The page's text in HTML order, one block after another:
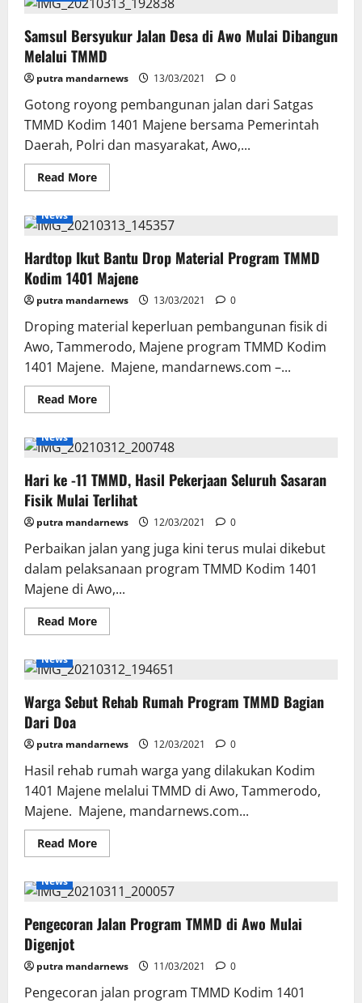
Majene
TMMD
Dapat
Ciptakan
Harmonis
dan
Masyarakat
Samsul Bersyukur Jalan Desa di Awo Mulai Dibangun
Melalui TMMD
putra mandarnews 13/03/2021 0
Gotong royong pembangunan jalan dari Satgas
TMMD Kodim 1401 Majene bersama Pemerintah
Daerah, Polri dan masyarakat, Awo,...
Read MoreRead
more
Bersyukur
Jalan
di
Awo
Mulai
Dibangun
Melalui
News
Hardtop Ikut Bantu Drop Material Program TMMD
Kodim 1401 Majene
putra mandarnews 13/03/2021 0
Droping material keperluan pembangunan fisik di
Awo, Tammerodo, Majene program TMMD Kodim
1401 Majene. Majene, mandarnews.com –...
Read MoreRead
more
Ikut
Bantu
Material
Program
TMMD
Kodim
1401
News
Hari ke -11 TMMD, Hasil Pekerjaan Seluruh Sasaran
Fisik Mulai Terlihat
putra mandarnews 12/03/2021 0
Perbaikan jalan yang juga kini terus mulai dikebut
dalam pelaksanaan program TMMD Kodim 1401
Majene di Awo,...
Read MoreRead
more
ke
-11
Hasil
Pekerjaan
Fisik
Terlihat
News
Warga Sebut Rehab Rumah Program TMMD Bagian
Dari Doa
putra mandarnews 12/03/2021 0
Hasil rehab rumah warga yang dilakukan Kodim
1401 Majene melalui TMMD di Awo, Tammerodo,
Majene. Majene, mandarnews.com...
Read MoreRead
more
Sebut
Rehab
Program
TMMD
Doa
News
Pengecoran Jalan Program TMMD di Awo Mulai
Digenjot
putra mandarnews 11/03/2021 0
Pengecoran jalan program TMMD Kodim 1401